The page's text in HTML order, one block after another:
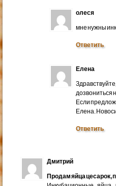
олеся
мне нужны
Ответить
Елена
дозвониться
Если
Елена.
Ответить
Дмитрий
Продам яйца цесарок,